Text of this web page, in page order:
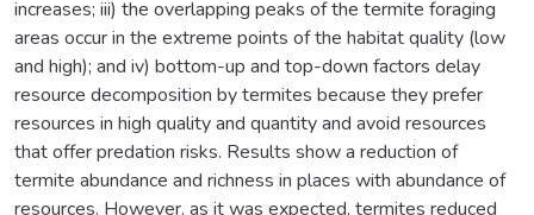
increases; iii) the overlapping peaks of the termite foraging
areas occur in the extreme points of the habitat quality (low
and high); and iv) bottom-up and top-down factors delay
resource decomposition by termites because they prefer
resources in high quality and quantity and avoid resources
that offer predation risks. Results show a reduction of
termite abundance and richness in places with abundance of
resources. However, as it was expected, termites reduced